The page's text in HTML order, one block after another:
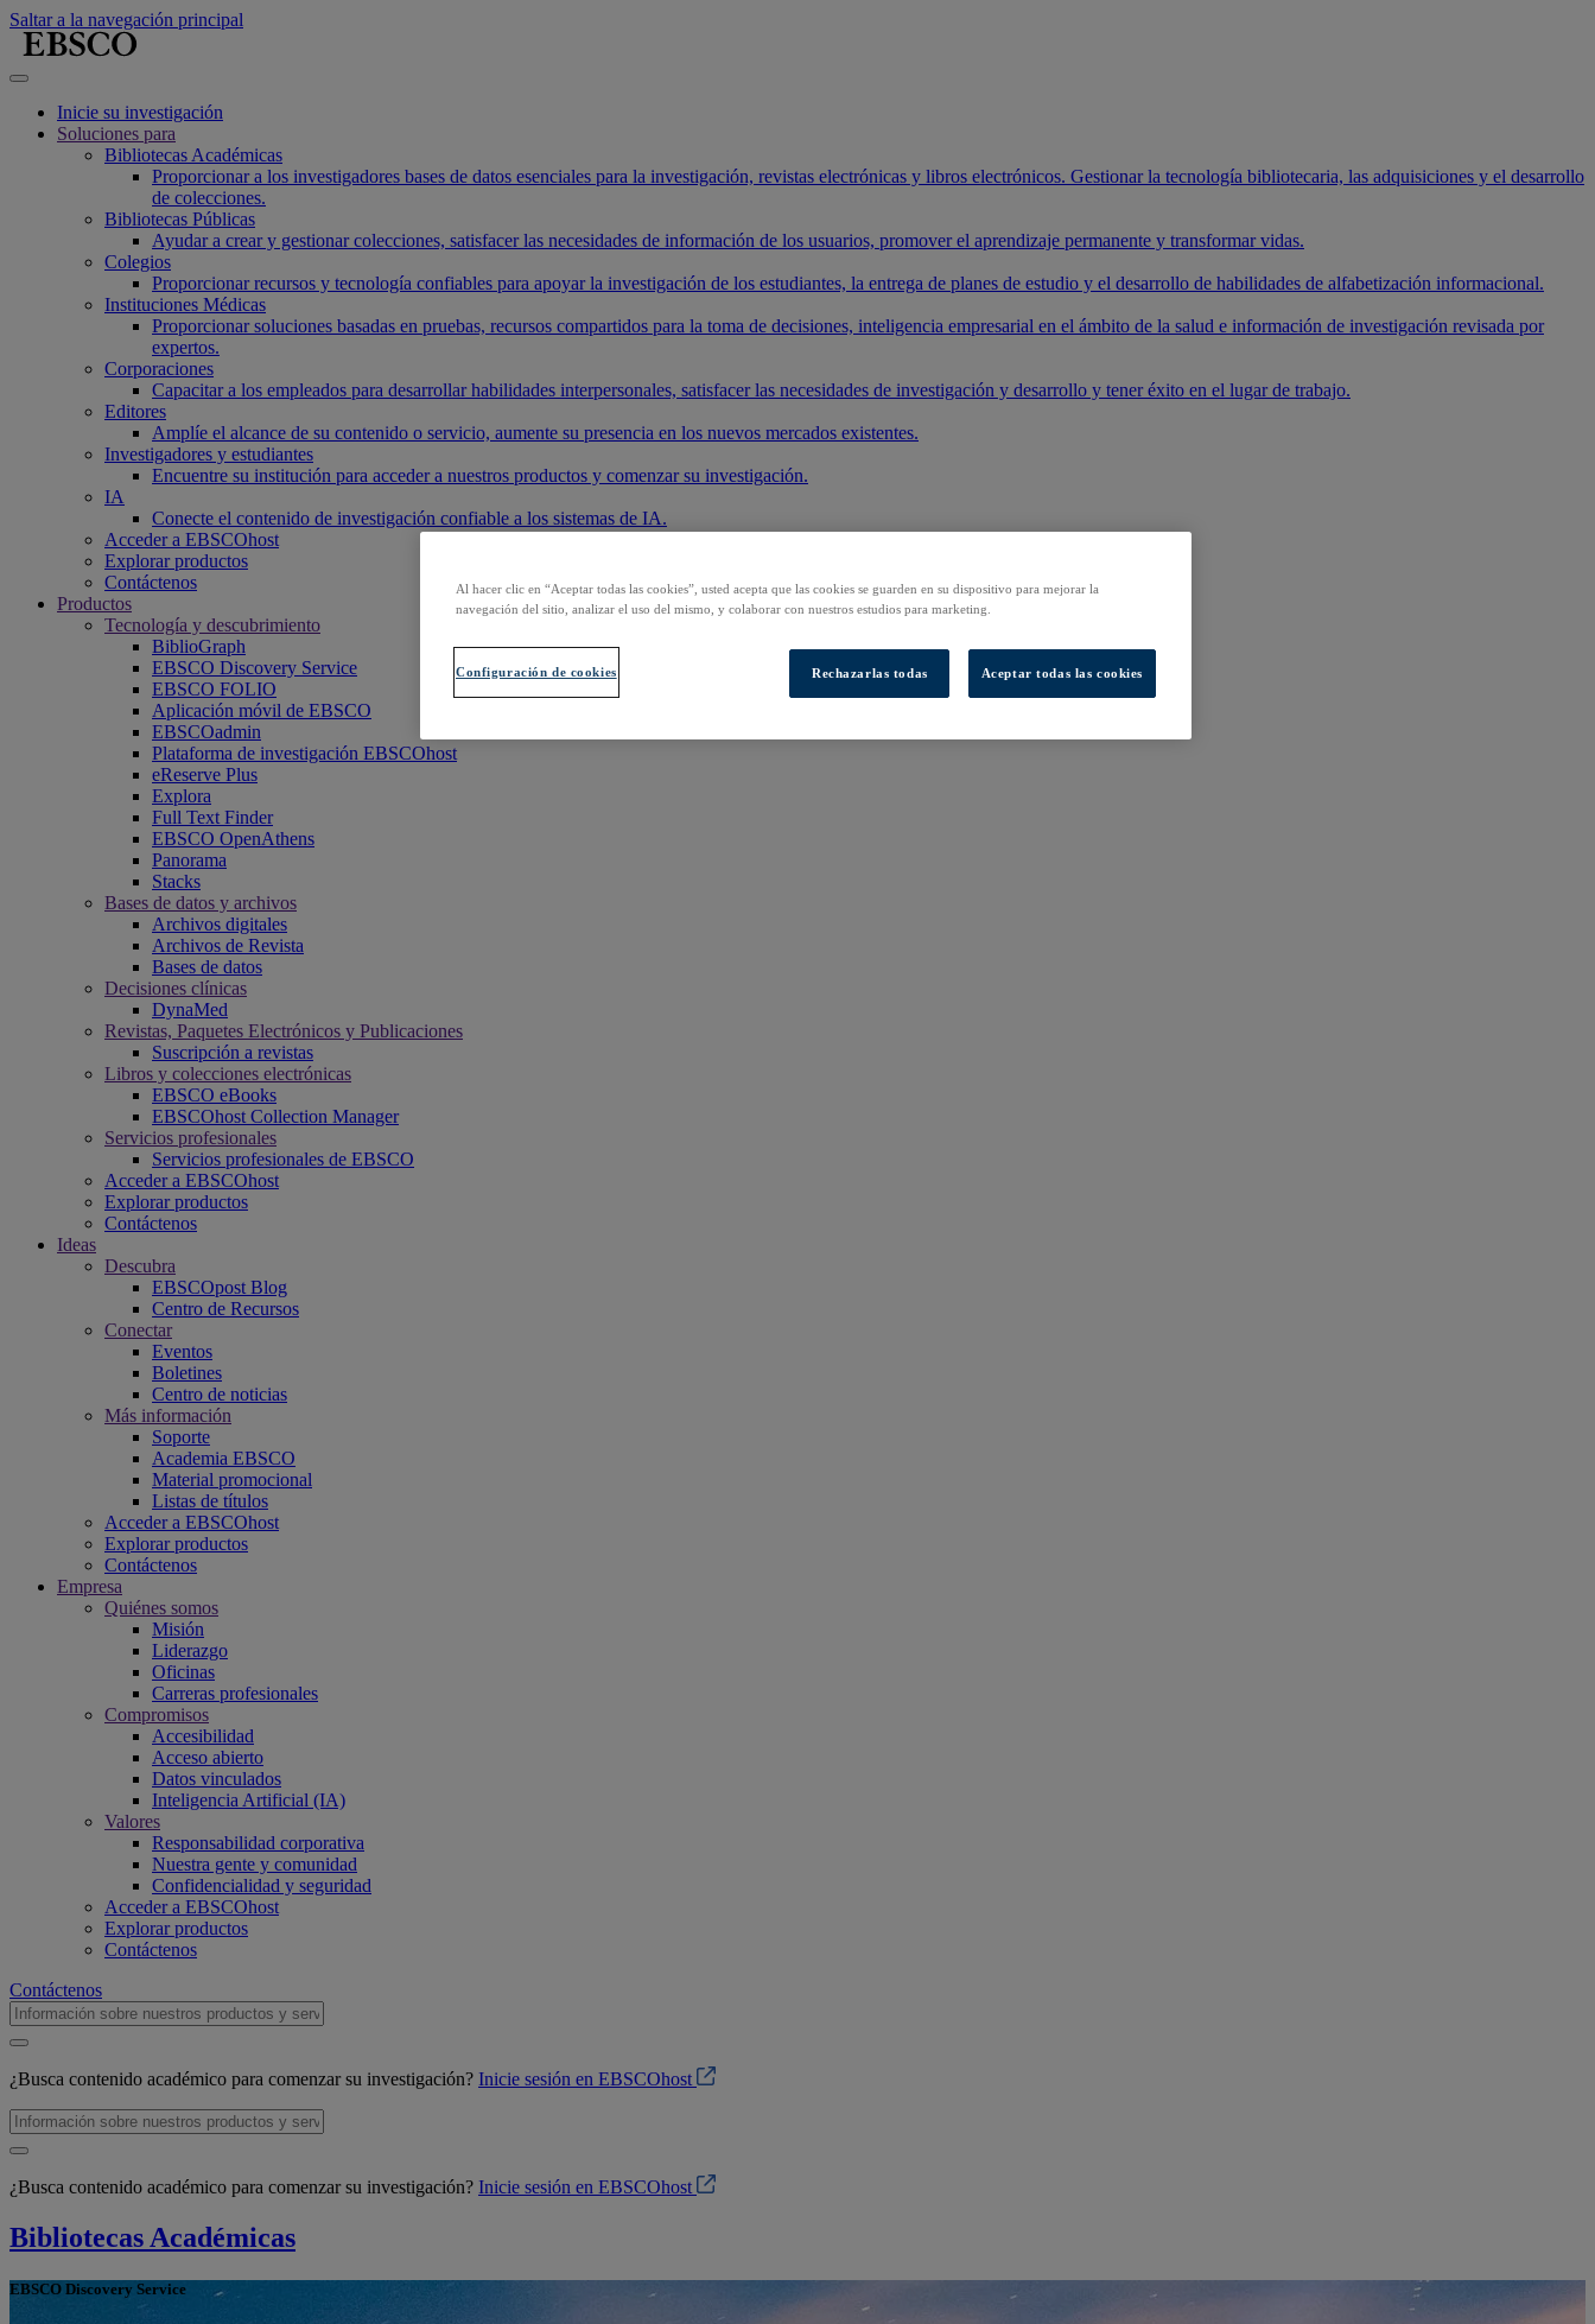
Saltar a la navegación principal
Inicie su investigación
Soluciones para
Bibliotecas Académicas
Proporcionar a los investigadores bases de datos esenciales para la investigación, revistas electrónicas y libros electrónicos. Gestionar la tecnología bibliotecaria, las adquisiciones y el desarrollo
de colecciones.
Bibliotecas Públicas
Ayudar a crear y gestionar colecciones, satisfacer las necesidades de información de los usuarios, promover el aprendizaje permanente y transformar vidas.
Colegios
Proporcionar recursos y tecnología confiables para apoyar la investigación de los estudiantes, la entrega de planes de estudio y el desarrollo de habilidades de alfabetización informacional.
Instituciones Médicas
Proporcionar soluciones basadas en pruebas, recursos compartidos para la toma de decisiones, inteligencia empresarial en el ámbito de la salud e información de investigación revisada por
expertos.
Corporaciones
Capacitar a los empleados para desarrollar habilidades interpersonales, satisfacer las necesidades de investigación y desarrollo y tener éxito en el lugar de trabajo.
Editores
Amplíe el alcance de su contenido o servicio, aumente su presencia en los nuevos mercados existentes.
Investigadores y estudiantes
Encuentre su institución para acceder a nuestros productos y comenzar su investigación.
IA
Conecte el contenido de investigación confiable a los sistemas de IA.
Acceder a EBSCOhost
Explorar productos
Contáctenos
Productos
Tecnología y descubrimiento
BiblioGraph
EBSCO Discovery Service
EBSCO FOLIO
Aplicación móvil de EBSCO
EBSCOadmin
Plataforma de investigación EBSCOhost
eReserve Plus
Explora
Full Text Finder
EBSCO OpenAthens
Panorama
Stacks
Bases de datos y archivos
Archivos digitales
Archivos de Revista
Bases de datos
Decisiones clínicas
DynaMed
Revistas, Paquetes Electrónicos y Publicaciones
Suscripción a revistas
Libros y colecciones electrónicas
EBSCO eBooks
EBSCOhost Collection Manager
Servicios profesionales
Servicios profesionales de EBSCO
Acceder a EBSCOhost
Explorar productos
Contáctenos
Ideas
Descubra
EBSCOpost Blog
Centro de Recursos
Conectar
Eventos
Boletines
Centro de noticias
Más información
Soporte
Academia EBSCO
Material promocional
Listas de títulos
Acceder a EBSCOhost
Explorar productos
Contáctenos
Empresa
Quiénes somos
Misión
Liderazgo
Oficinas
Carreras profesionales
Compromisos
Accesibilidad
Acceso abierto
Datos vinculados
Inteligencia Artificial (IA)
Valores
Responsabilidad corporativa
Nuestra gente y comunidad
Confidencialidad y seguridad
Acceder a EBSCOhost
Explorar productos
Contáctenos
Contáctenos
¿Busca contenido académico para comenzar su investigación? Inicie sesión en EBSCOhost
¿Busca contenido académico para comenzar su investigación? Inicie sesión en EBSCOhost
Bibliotecas Académicas
EBSCO Discovery Service
Al hacer clic en “Aceptar todas las cookies”, usted acepta que las cookies se guarden en su dispositivo para mejorar la
navegación del sitio, analizar el uso del mismo, y colaborar con nuestros estudios para marketing.
Configuración de cookies Rechazarlas todas Aceptar todas las cookies